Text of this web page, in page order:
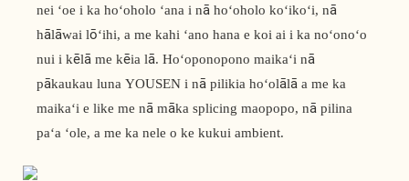
nei ʻoe i ka hoʻoholo ʻana i nā hoʻoholo koʻikoʻi, nā
hālāwai lōʻihi, a me kahi ʻano hana e koi ai i ka noʻonoʻo
nui i kēlā me kēia lā. Hoʻoponopono maikaʻi nā
pākaukau luna YOUSEN i nā pilikia hoʻolālā a me ka
maikaʻi e like me nā māka splicing maopopo, nā pilina
paʻa ʻole, a me ka nele o ke kukui ambient.